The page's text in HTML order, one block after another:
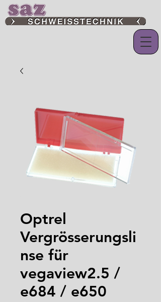
Optrel
Vergrösserungsli
nse für
vegaview2.5 /
e684 / e650